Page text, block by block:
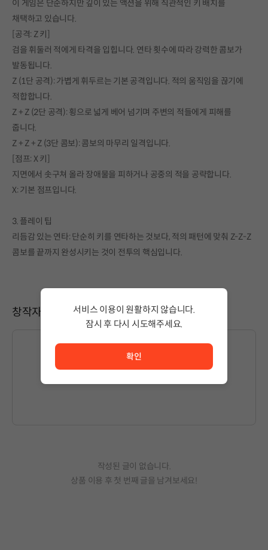
이 게임은 단순하지만 깊이 있는 액션을 위해 직관적인 키 배치를
채택하고 있습니다.
[공격: Z 키]
검을 휘둘러 적에게 타격을 입힙니다. 연타 횟수에 따라 강력한 콤보가
발동됩니다.
Z (1단 공격): 가볍게 휘두르는 기본 공격입니다. 적의 움직임을 끊기에
적합합니다.
Z + Z (2단 공격): 횡으로 넓게 베어 넘기며 주변의 적들에게 피해를
줍니다.
Z + Z + Z (3단 콤보): 콤보의 마무리 일격입니다.
[점프: X 키]
지면에서 솟구쳐 올라 장애물을 피하거나 공중의 적을 공략합니다.
X: 기본 점프입니다.
3. 플레이 팁
리듬감 있는 연타: 단순히 키를 연타하는 것보다, 적의 패턴에 맞춰 Z-Z-Z
콤보를 끝까지 완성시키는 것이 전투의 핵심입니다.
창작자와 소통하기
작성된 글이 없습니다.
상품 이용 후 첫 번째 글을 남겨보세요!
서비스 이용이 원활하지 않습니다.
잠시 후 다시 시도해주세요.
확인